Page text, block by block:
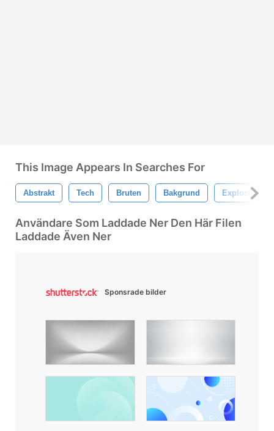
This Image Appears In Searches For
Abstrakt Tech Bruten Bakgrund Explosion
Användare Som Laddade Ner Den Här Filen
Laddade Även Ner
Sponsrade bilder